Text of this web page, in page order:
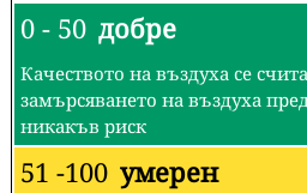
0 - 50 добре
Качеството на въздуха се
замърсяването на въздуха
никакъв риск
51 -100 умерен